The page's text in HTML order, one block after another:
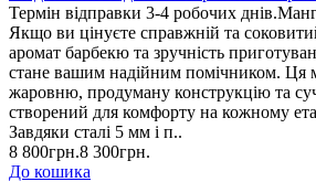
Термін відправки 3-4 робочих
Якщо ви цінуєте справжній та
аромат барбекю та зручність
стане вашим надійним помічником. Ця
жаровню, продуману конструкцію та
створений для комфорту на кожному
Завдяки сталі 5 мм і п..
8 800грн.8 300грн.
До кошика